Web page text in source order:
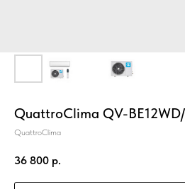
QuattroClima QV-
QuattroClima
36 800 р.